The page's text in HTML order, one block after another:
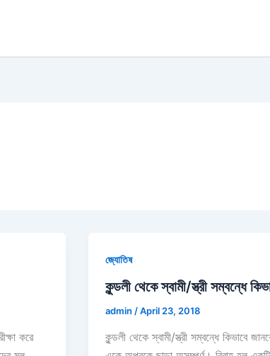
করে
জ্যোতিষ
কুন্ডলী থেকে স্বামী/স্ত্রী সম্বন্ধে
admin /April 23, 2018
কুন্ডলী থেকে স্বামী/স্ত্রী সম্বন্ধে কিভাবে